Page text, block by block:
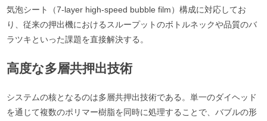
気泡シート（7-layer high-speed bubble film）構成に対応してお
り、従来の押出機におけるスループットのボトルネックや品質のバ
ラツキといった課題を直接解決する。
高度な多層共押出技術
システムの核となるのは多層共押出技術である。単一のダイヘッド
を通じて複数のポリマー樹脂を同時に処理することで、バブルの形